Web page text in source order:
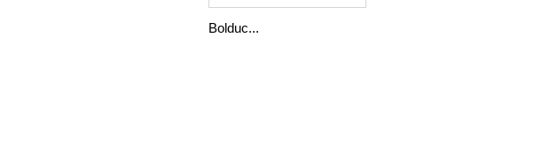
Bolduc...